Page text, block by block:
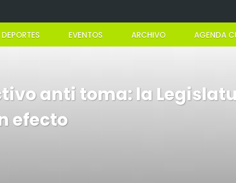
DEPORTES EVENTOS ARCHIVO AGENDA
anti toma: la
efecto